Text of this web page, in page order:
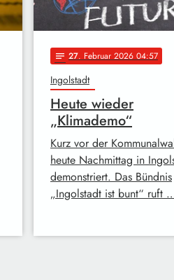
notes 27. Februar 2026 04:57
Ingolstadt
Heute wieder
„Klimademo“
Kurz vor der
heute Nachmittag in
demonstriert. Das Bündnis
„Ingolstadt ist bunt“ ruft